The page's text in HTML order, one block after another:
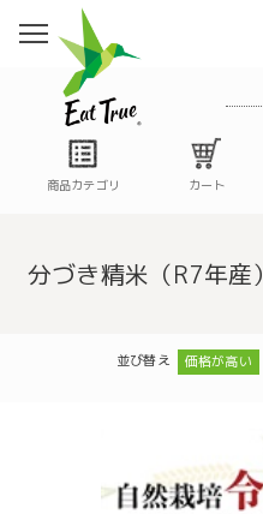
商品カテゴリ カート
分づき精米（R7年産）
並び替え 価格が高い